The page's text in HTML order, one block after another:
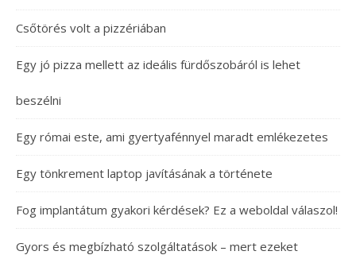
Csőtörés volt a pizzériában
Egy jó pizza mellett az ideális fürdőszobáról is lehet
beszélni
Egy római este, ami gyertyafénnyel maradt emlékezetes
Egy tönkrement laptop javításának a története
Fog implantátum gyakori kérdések? Ez a weboldal válaszol!
Gyors és megbízható szolgáltatások – mert ezeket